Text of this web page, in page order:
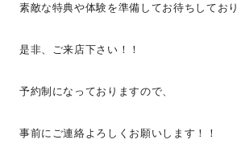
素敵な特典や体験を準備してお待ちしており
是非、ご来店下さい！！
予約制になっておりますので、
事前にご連絡よろしくお願いします！！